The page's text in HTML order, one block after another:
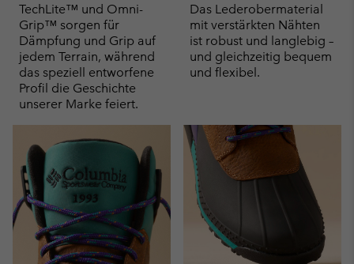
TechLite™ und Omni-
Grip™ sorgen für
Dämpfung und Grip auf
jedem Terrain, während
das speziell entworfene
Profil die Geschichte
unserer Marke feiert.
Das Lederobermaterial
mit verstärkten Nähten
ist robust und langlebig –
und gleichzeitig bequem
und flexibel.